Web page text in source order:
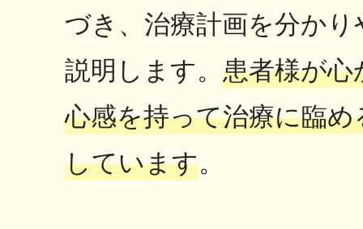
づき、治療計画を分か
説明します。 患者様が心
心感を持って治療に臨
しています。